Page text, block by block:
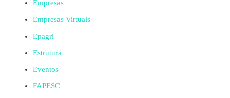
Empresas
Empresas Virtuais
Epagri
Estrutura
Eventos
FAPESC